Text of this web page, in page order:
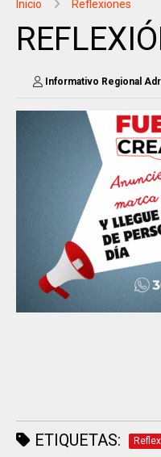
Inicio Reflexiones
Informativo Regional
ETIQUETAS: